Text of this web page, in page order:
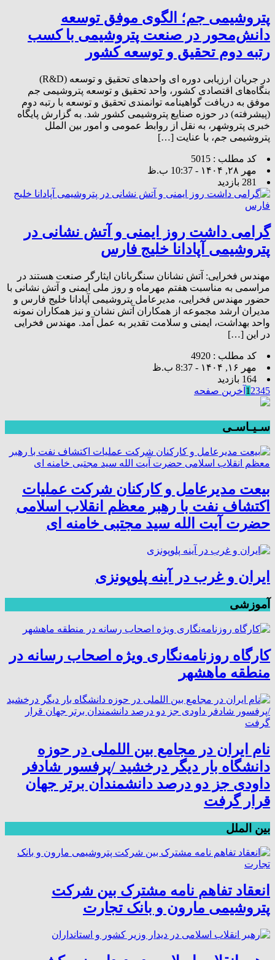
پتروشیمی جم؛ الگوی موفق توسعه
دانش‌محور در صنعت پتروشیمی با کسب
رتبه دوم تحقیق و توسعه کشور
در جریان ارزیابی دوره ای واحدهای تحقیق و توسعه (R&D)
بنگاه‌های اقتصادی کشور، واحد تحقیق و توسعه پتروشیمی جم
موفق به دریافت گواهینامه توانمندی تحقیق و توسعه با رتبه دوم
(پیشرفته) در حوزه صنایع پتروشیمی کشور شد. به گزارش پایگاه
خبری پتروشهر، به نقل از روابط عمومی و امور بین الملل
پتروشیمی جم، با عنایت […]
کد مطلب : 5015
مهر ۲۸, ۱۴۰۴ - 10:37 ب.ظ
281 بازدید
گرامی داشت روز ایمنی و آتش نشانی در
پتروشیمی آپادانا خلیج فارس
مهندس فخرایی: آتش نشانان سنگربانان ایثارگر صنعت هستند در
مراسمی به مناسبت هفتم مهرماه و روز ملی ایمنی و آتش نشانی با
حضور مهندس فخرایی، مدیرعامل پتروشیمی آپادانا خلیج فارس و
مدیران ارشد مجموعه از همکاران آتش نشان و نیز همکاران نمونه
واحد بهداشت، ایمنی و سلامت تقدیر به عمل آمد. مهندس فخرایی
در این […]
کد مطلب : 4920
مهر ۱۶, ۱۴۰۴ - 8:37 ب.ظ
164 بازدید
1 2345 آخرین صفحه
سـیـاسـی
بیعت مدیرعامل و کارکنان شرکت عملیات
اکتشاف نفت با رهبر معظم انقلاب اسلامی
حضرت آیت الله سید مجتبی خامنه ای
ایران و غرب در آینه پلوپونزی
آموزشی
کارگاه روزنامه‌نگاری ویژه اصحاب رسانه در
منطقه ماهشهر
نام ایران در مجامع بین اللملی در حوزه
دانشگاه بار دیگر درخشید /پرفسور شادفر
داودی جز دو درصد دانشمندان برتر جهان
قرار گرفت
بین الملل
انعقاد تفاهم نامه مشترک بین شرکت
پتروشیمی مارون و بانک تجارت